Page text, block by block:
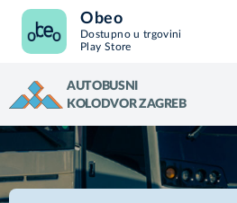
Obeo
Dostupno u trgovini
Play Store
AUTOBUSNI
KOLODVOR ZAGREB